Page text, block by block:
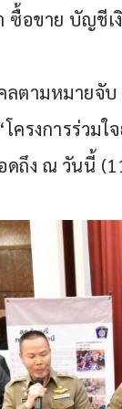
อขาย บัญชีเ
ตามหมายจั
ครงการร่วม
ถึง ณ วันนี้